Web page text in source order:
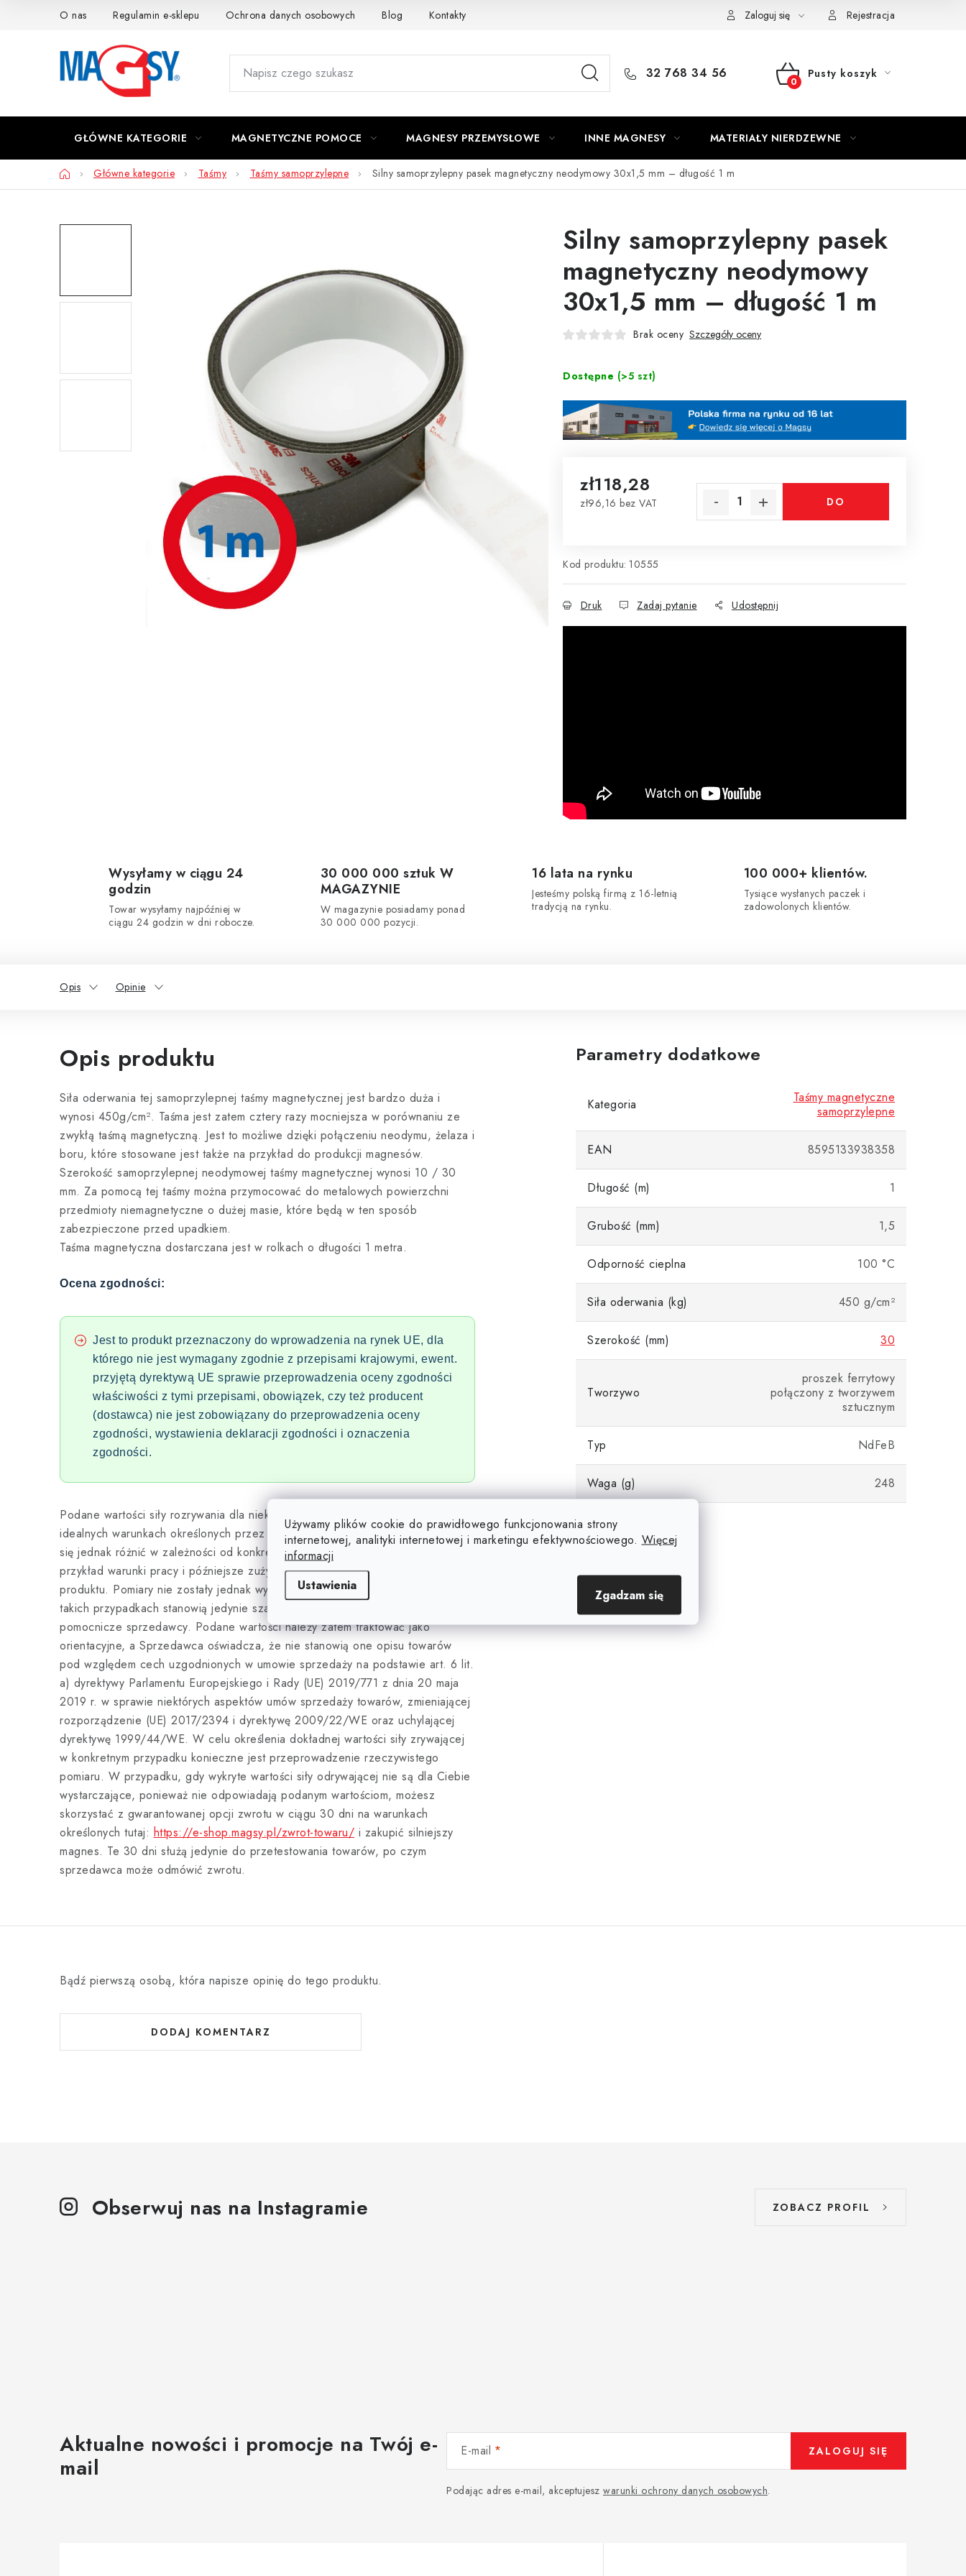
Używamy plików cookie do prawidłowego funkcjonowania strony
internetowej, analityki internetowej i marketingu efektywnościowego. Więcej
informacji
Ustawienia
Zgadzam się
O nas Regulamin e-sklepu Ochrona danych osobowych Blog Kontakty Zaloguj się Rejestracja
32 768 34 56
KOSZYK
Pusty koszyk
GŁÓWNE KATEGORIE MAGNETYCZNE POMOCE MAGNESY PRZEMYSŁOWE INNE MAGNESY MATERIAŁY NIERDZEWNE
HomeGłówne kategorie Taśmy Taśmy samoprzylepne Silny samoprzylepny pasek magnetyczny neodymowy 30x1,5 mm – długość 1 m
Silny samoprzylepny pasek
magnetyczny neodymowy
30x1,5 mm – długość 1 m
Brak oceny Szczegóły oceny
Dostępne (>5 szt)
zł118,28
zł96,16 bez VAT DO
Kod produktu: 10555
Druk Zadaj pytanie Udostępnij
Wysyłamy w ciągu 24
godzin
Towar wysyłamy najpóźniej w
ciągu 24 godzin w dni robocze.
30 000 000 sztuk W
MAGAZYNIE
W magazynie posiadamy ponad
30 000 000 pozycji.
16 lata na rynku
Jesteśmy polską firmą z 16-letnią
tradycją na rynku.
100 000+ klientów.
Tysiące wysłanych paczek i
zadowolonych klientów.
Opis Opinie
Opis produktu
Siła oderwania tej samoprzylepnej taśmy magnetycznej jest bardzo duża i
wynosi 450g/cm². Taśma jest zatem cztery razy mocniejsza w porównaniu ze
zwykłą taśmą magnetyczną. Jest to możliwe dzięki połączeniu neodymu, żelaza i
boru, które stosowane jest także na przykład do produkcji magnesów.
Szerokość samoprzylepnej neodymowej taśmy magnetycznej wynosi 10 / 30
mm. Za pomocą tej taśmy można przymocować do metalowych powierzchni
przedmioty niemagnetyczne o dużej masie, które będą w ten sposób
zabezpieczone przed upadkiem.
Taśma magnetyczna dostarczana jest w rolkach o długości 1 metra.
Ocena zgodności:
Jest to produkt przeznaczony do wprowadzenia na rynek UE, dla
którego nie jest wymagany zgodnie z przepisami krajowymi, ewent.
przyjętą dyrektywą UE sprawie przeprowadzenia oceny zgodności
właściwości z tymi przepisami, obowiązek, czy też producent
(dostawca) nie jest zobowiązany do przeprowadzenia oceny
zgodności, wystawienia deklaracji zgodności i oznaczenia
zgodności.
Podane wartości siły rozrywania dla niektórych produktów zostały zmierzone w
idealnych warunkach określonych przez środowisko testowe. Wartości te mogą
się jednak różnić w zależności od konkretnego rodzaju środowiska, w którym na
przykład warunki pracy i późniejsze zużycie mogą wpływać na skuteczność
produktu. Pomiary nie zostały jednak wykonane dla wszystkich produktów i w
takich przypadkach stanowią jedynie szacunki lub wewnętrzne obliczenia
pomocnicze sprzedawcy. Podane wartości należy zatem traktować jako
orientacyjne, a Sprzedawca oświadcza, że nie stanowią one opisu towarów
pod względem cech uzgodnionych w umowie sprzedaży na podstawie art. 6 lit.
a) dyrektywy Parlamentu Europejskiego i Rady (UE) 2019/771 z dnia 20 maja
2019 r. w sprawie niektórych aspektów umów sprzedaży towarów, zmieniającej
rozporządzenie (UE) 2017/2394 i dyrektywę 2009/22/WE oraz uchylającej
dyrektywę 1999/44/WE. W celu określenia dokładnej wartości siły zrywającej
w konkretnym przypadku konieczne jest przeprowadzenie rzeczywistego
pomiaru. W przypadku, gdy wykryte wartości siły odrywającej nie są dla Ciebie
wystarczające, ponieważ nie odpowiadają podanym wartościom, możesz
skorzystać z gwarantowanej opcji zwrotu w ciągu 30 dni na warunkach
określonych tutaj: https://e-shop.magsy.pl/zwrot-towaru/ i zakupić silniejszy
magnes. Te 30 dni służą jedynie do przetestowania towarów, po czym
sprzedawca może odmówić zwrotu.
Parametry dodatkowe
Kategoria
Taśmy magnetyczne
samoprzylepne
EAN 8595133938358
Długość (m) 1
Grubość (mm) 1,5
Odporność cieplna 100 °C
Siła oderwania (kg) 450 g/cm²
Szerokość (mm) 30
Tworzywo
proszek ferrytowy
połączony z tworzywem
sztucznym
Typ NdFeB
Waga (g) 248
Bądź pierwszą osobą, która napisze opinię do tego produktu.
DODAJ KOMENTARZ
Obserwuj nas na Instagramie ZOBACZ PROFIL
Aktualne nowości i promocje na Twój e-
mail
E-mail
Podając adres e-mail, akceptujesz warunki ochrony danych osobowych.
ZALOGUJ SIĘ